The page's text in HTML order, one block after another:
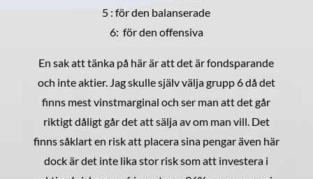
5 : för den balanserade
6: för den offensiva
En sak att tänka på här är att det är fondsparande
och inte aktier. Jag skulle själv välja grupp 6 då det
finns mest vinstmarginal och ser man att det går
riktigt dåligt går det att sälja av om man vill. Det
finns såklart en risk att placera sina pengar även här
dock är det inte lika stor risk som att investera i